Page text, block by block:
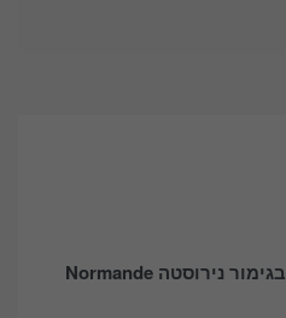
כיריים 5 להבות גז 90 ס"מ בגימור נירוסטה Normande